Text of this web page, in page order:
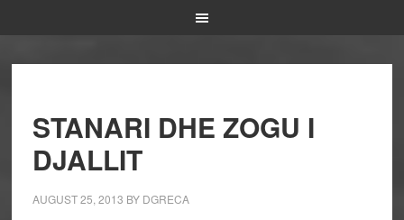
STANARI DHE ZOGU I
DJALLIT
AUGUST 25, 2013 BY DGRECA